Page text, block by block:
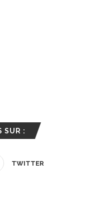
SUR :
TWITTER